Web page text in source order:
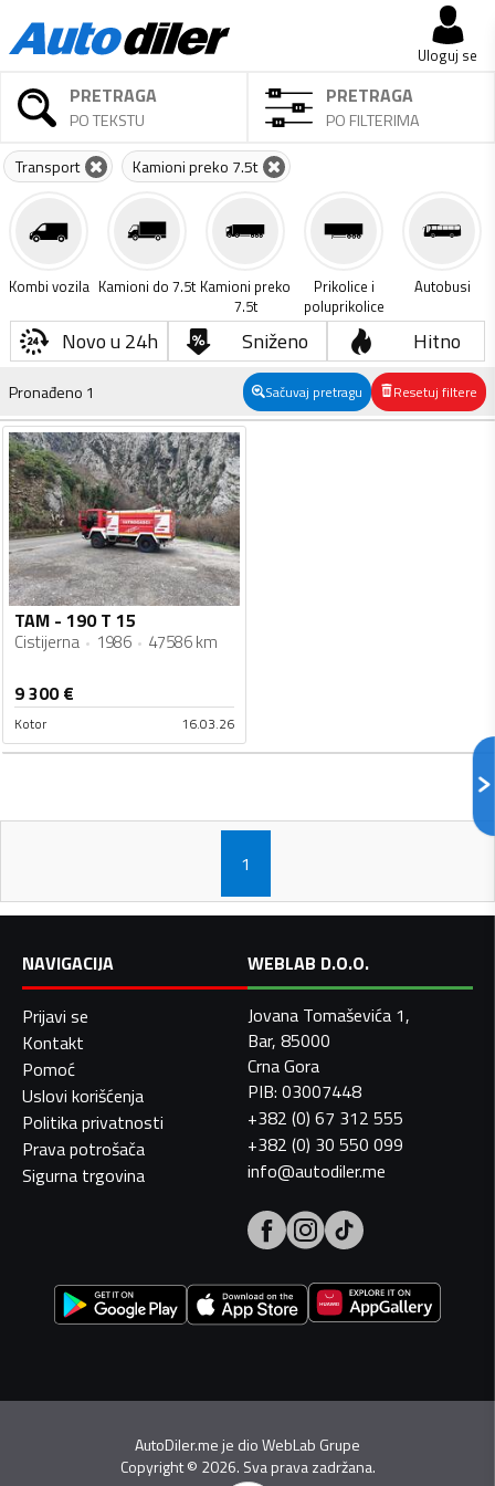
Uloguj se
PRETRAGA
PO TEKSTU
PRETRAGA
PO FILTERIMA
Transport Kamioni preko 7.5t
Kombi vozila Kamioni do 7.5t Kamioni preko
7.5t
Prikolice i
poluprikolice
Autobusi
Novo u 24h Sniženo Hitno
Pronađeno 1 Sačuvaj pretragu Resetuj filtere
TAM - 190 T 15
Cistijerna 1986 47586 km
9 300€
Kotor 16.03.26
1
NAVIGACIJA
Prijavi se
Kontakt
Pomoć
Uslovi korišćenja
Politika privatnosti
Prava potrošača
Sigurna trgovina
WEBLAB D.O.O.
Jovana Tomaševića 1,
Bar, 85000
Crna Gora
PIB: 03007448
+382 (0) 67 312 555
+382 (0) 30 550 099
info@autodiler.me
AutoDiler.me je dioWebLab Grupe
Copyright© 2026. Sva prava zadržana.